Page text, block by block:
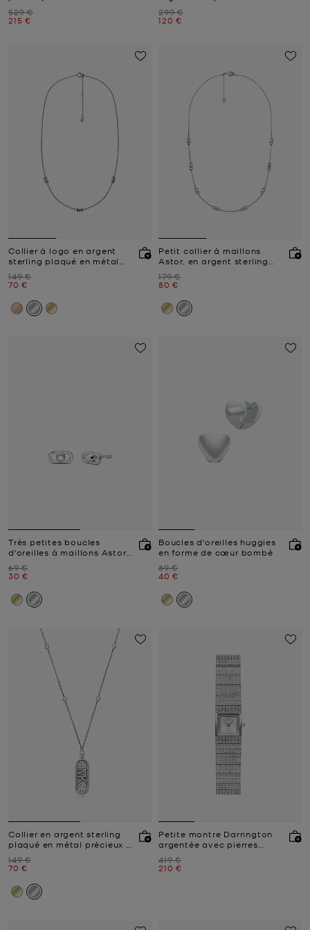
Prix initial
529 €
Prix actuel
215 €
Prix initial
299 €
Prix actuel
120 €
Collier à logo en argent
sterling plaqué en métal
Prix initial
149 €
Prix actuel
70 €
Petit collier à maillons
Astor, en argent sterling
Prix initial
179 €
Prix actuel
80 €
Très petites boucles
d'oreilles à maillons Astor,
en argent sterling plaqué
en métal précieux
Prix initial
69 €
Prix actuel
30 €
Boucles d'oreilles huggies
en forme de cœur bombé
Prix initial
89 €
Prix actuel
40 €
Collier en argent sterling
plaqué en métal précieux à
Empire
Prix initial
149 €
Prix actuel
70 €
Petite montre Darrington
argentée avec pierres
Prix initial
419 €
Prix actuel
210 €